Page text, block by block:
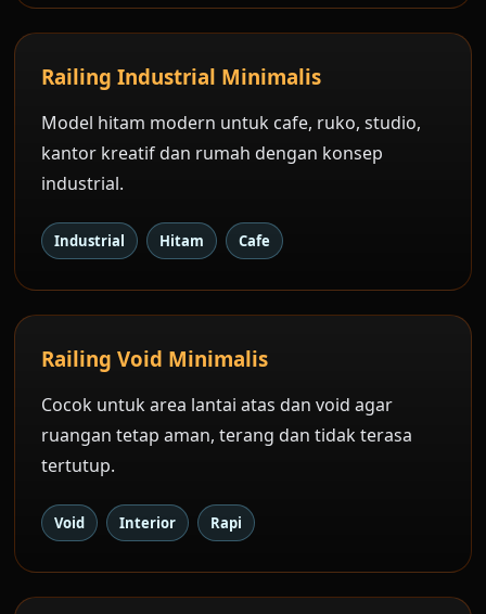
Railing Industrial Minimalis
Model hitam modern untuk cafe, ruko, studio,
kantor kreatif dan rumah dengan konsep
industrial.
Industrial Hitam Cafe
Railing Void Minimalis
Cocok untuk area lantai atas dan void agar
ruangan tetap aman, terang dan tidak terasa
tertutup.
Void Interior Rapi